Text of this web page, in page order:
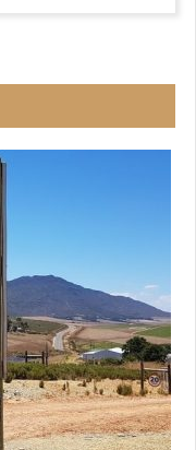
€ in den